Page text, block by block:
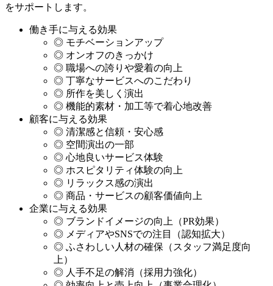
をサポートします。
働き手に与える効果
◎ モチベーションアップ
◎ オンオフのきっかけ
◎ 職場への誇りや愛着の向上
◎ 丁寧なサービスへのこだわり
◎ 所作を美しく演出
◎ 機能的素材・加工等で着心地改善
顧客に与える効果
◎ 清潔感と信頼・安心感
◎ 空間演出の一部
◎ 心地良いサービス体験
◎ ホスピタリティ体験の向上
◎ リラックス感の演出
◎ 商品・サービスの顧客価値向上
企業に与える効果
◎ ブランドイメージの向上（PR効果）
◎ メディアやSNSでの注目（認知拡大）
◎ ふさわしい人材の確保（スタッフ満足度向
上）
◎ 人手不足の解消（採用力強化）